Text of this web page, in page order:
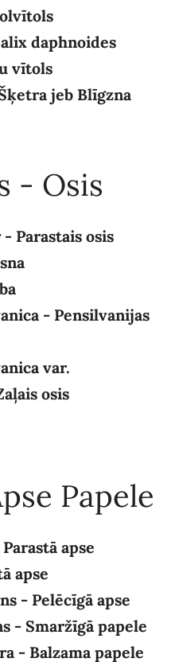
daphnoides
vītols
jeb Blīgzna
- Osis
Parastais osis
- Pensilvanijas
var.
osis
Papele
apse
apse
- Pelēcīgā apse
- Smaržīgā papele
- Balzama papele